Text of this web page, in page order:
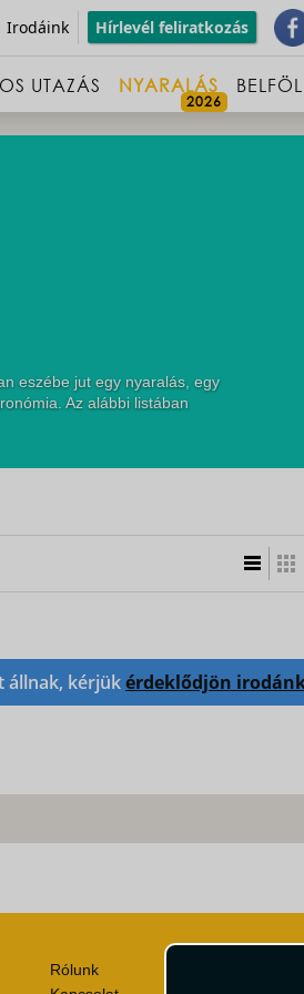
Irodáink Hírlevél feliratkozás
UTAZÁS NYARALÁS
eszébe jut egy nyaralás, egy
Az alábbi listában
állnak, kérjükérdeklődjön
Rólunk